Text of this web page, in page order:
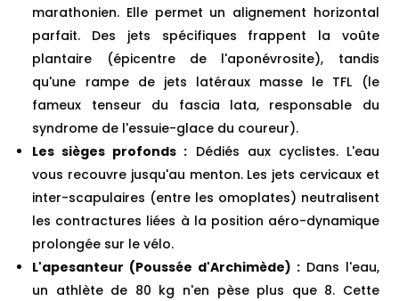
marathonien. Elle permet un alignement horizontal
parfait. Des jets spécifiques frappent la voûte
plantaire (épicentre de l'aponévrosite), tandis
qu'une rampe de jets latéraux masse le TFL (le
fameux tenseur du fascia lata, responsable du
syndrome de l'essuie-glace du coureur).
Les sièges profonds : Dédiés aux cyclistes. L'eau
vous recouvre jusqu'au menton. Les jets cervicaux et
inter-scapulaires (entre les omoplates) neutralisent
les contractures liées à la position aéro-dynamique
prolongée sur le vélo.
L'apesanteur (Poussée d'Archimède) :Dans l'eau,
un athlète de 80 kg n'en pèse plus que 8. Cette